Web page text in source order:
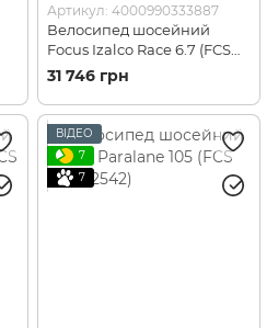
Артикул: 4000990333887
Велосипед шосейний
Focus Izalco Race 6.7 (FCS
633012152)
31 746 грн
ВІДЕО
7
7